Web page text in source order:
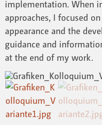
implementation. When
approaches, I focused
appearance and the
guidance and
at the end of my work.